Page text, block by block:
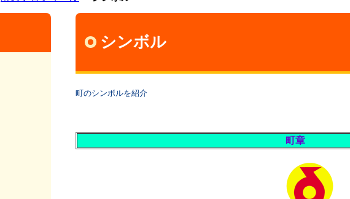
シンボル
町のシンボルを紹介
町章